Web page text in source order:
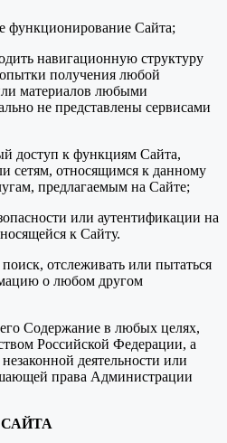
функционирование Сайта;
навигационную структуру
получения любой
материалов любыми
не представлены сервисами
доступ к функциям Сайта,
сетям, относящимся к данному
предлагаемым на Сайте;
или аутентификации на
к Сайту.
отслеживать или пытаться
о любом другом
Содержание в любых целях,
Российской Федерации, а
деятельности или
права Администрации